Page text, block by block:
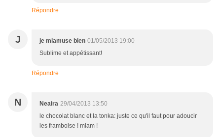
Répondre
J je miamuse bien 01/05/2013 19:00
Sublime et appétissant!
Répondre
N Neaira 29/04/2013 13:50
le chocolat blanc et la tonka: juste ce qu'il faut pour adoucir
les framboise ! miam !